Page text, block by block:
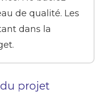
de qualité. Les
dans la
projet